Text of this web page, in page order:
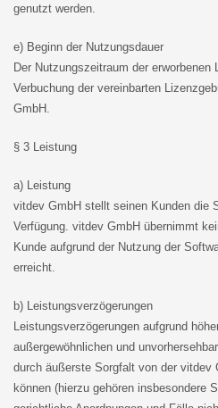
genutzt werden.
e) Beginn der Nutzungsdauer
Der Nutzungszeitraum der erworbenen
Verbuchung der vereinbarten
GmbH.
§ 3 Leistung
a) Leistung
vitdev GmbH stellt seinen Kunden die
Verfügung. vitdev GmbH übernimmt
Kunde aufgrund der Nutzung der
erreicht.
b) Leistungsverzögerungen
Leistungsverzögerungen aufgrund
außergewöhnlichen und
durch äußerste Sorgfalt von der vitdev
können (hierzu gehören insbesondere